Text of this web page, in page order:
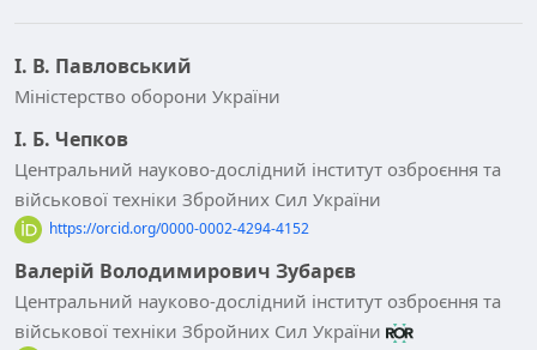
І. В. Павловський
Міністерство оборони України
І. Б. Чепков
Центральний науково-дослідний інститут озброєння та
військової техніки Збройних Сил України
https://orcid.org/0000-0002-4294-4152
Валерій Володимирович Зубарєв
Центральний науково-дослідний інститут озброєння та
військової техніки Збройних Сил України